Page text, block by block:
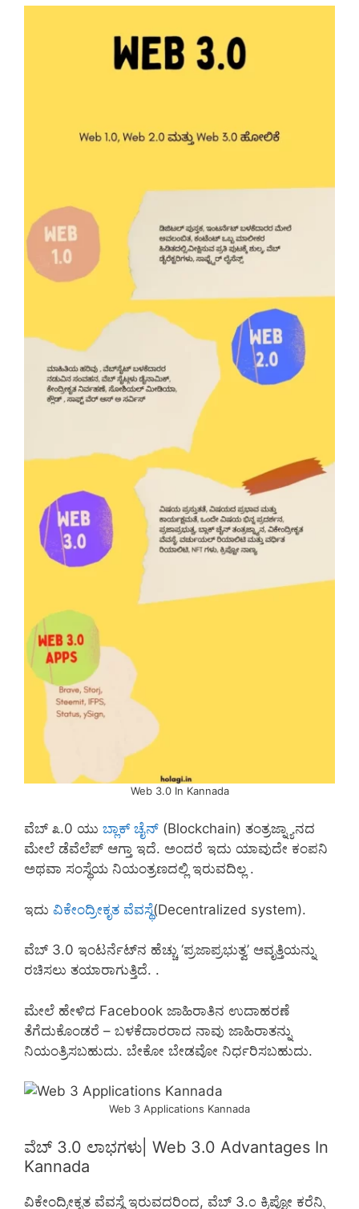
Web 3.0 In Kannada
ವೆಬ್ ೩.0 ಯು ಬ್ಲಾಕ್ ಚೈನ್ (Blockchain) ತಂತ್ರಜ್ನ್ಯಾನದ
ಮೇಲೆ ಡೆವೆಲೆಪ್ ಆಗ್ತಾ ಇದೆ. ಅಂದರೆ ಇದು ಯಾವುದೇ ಕಂಪನಿ
ಅಥವಾ ಸಂಸ್ಥೆಯ ನಿಯಂತ್ರಣದಲ್ಲಿ ಇರುವದಿಲ್ಲ .
ಇದು ವಿಕೇಂದ್ರೀಕೃತ ವೆವಸ್ಥೆ(Decentralized system).
ವೆಬ್ 3.0 ಇಂಟರ್ನೆಟ್‌ನ ಹೆಚ್ಚು ‘ಪ್ರಜಾಪ್ರಭುತ್ವ’ ಆವೃತ್ತಿಯನ್ನು
ರಚಿಸಲು ತಯಾರಾಗುತ್ತಿದೆ. .
ಮೇಲೆ ಹೇಳಿದ Facebook ಜಾಹಿರಾತಿನ ಉದಾಹರಣೆ
ತೆಗೆದುಕೊಂಡರೆ – ಬಳಕೆದಾರರಾದ ನಾವು ಜಾಹಿರಾತನ್ನು
ನಿಯಂತ್ರಿಸಬಹುದು. ಬೇಕೋ ಬೇಡವೋ ನಿರ್ಧರಿಸಬಹುದು.
Web 3 Applications Kannada
ವೆಬ್ 3.0 ಲಾಭಗಳು| Web 3.0 Advantages In
Kannada
ವಿಕೇಂದ್ರೀಕೃತ ವೆವಸ್ಥೆ ಇರುವದರಿಂದ, ವೆಬ್ 3.೦ ಕ್ರಿಪ್ಟೋ ಕರೆನ್ಸಿ